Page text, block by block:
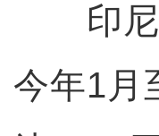
印尼
今年1月